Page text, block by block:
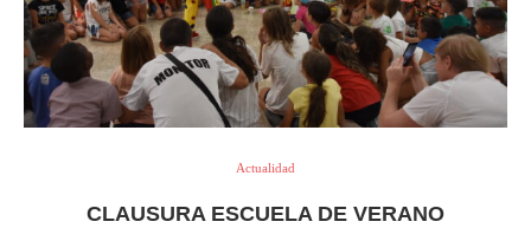
Actualidad
CLAUSURA ESCUELA DE VERANO